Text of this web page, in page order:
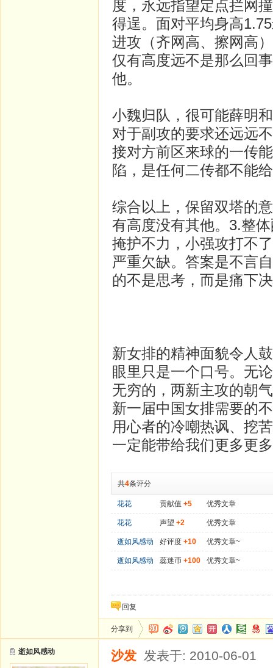
度，永远指望定点拦网
得逞。面对平均身高
进攻（齐网高、擦网高
仅有高度远不是那么回
他。
小魏归队，很可能薛明
对于副攻的要求还远远
接对方前区来球的一传
陷，是任何二传都不能
综合以上，保留双塔的
有高度没有其他。3.整
掩护不力，小强攻打不
严重欠缺。答案是不言
的不是思考，而是痛下
新女排的精神面貌令人
眼里只是一个口号。无
无穷的，两新主攻的朝
新一届中国女排需要的
用心者的冷嘲热讽、挖
一定能带给我们更多
共4条评分
花花 贡献值 +5 优秀文章
花花 声望 +2 优秀文章
逝如风感动 好评度 +10 优秀文章~
逝如风感动 蕊迷币 +100 优秀文章~
回复
分享到
逝如风感动 沙发 发表于: 2010-06-01